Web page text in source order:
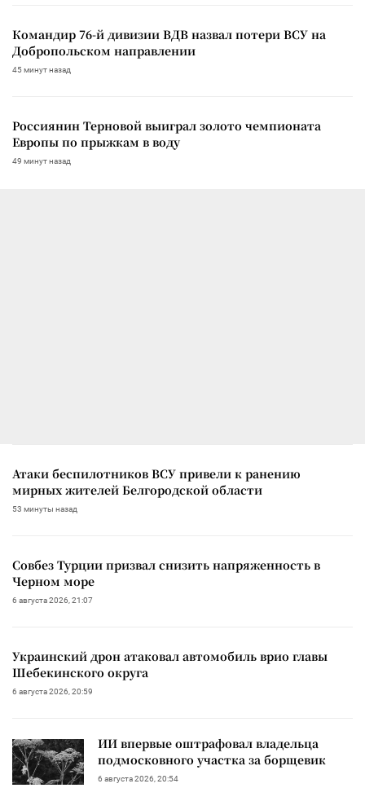
Командир 76-й дивизии ВДВ назвал потери ВСУ на
Добропольском направлении
45 минут назад
Россиянин Терновой выиграл золото чемпионата
Европы по прыжкам в воду
49 минут назад
Атаки беспилотников ВСУ привели к ранению
мирных жителей Белгородской области
53 минуты назад
Совбез Турции призвал снизить напряженность в
Черном море
6 августа 2026, 21:07
Украинский дрон атаковал автомобиль врио главы
Шебекинского округа
6 августа 2026, 20:59
ИИ впервые оштрафовал владельца
подмосковного участка за борщевик
6 августа 2026, 20:54